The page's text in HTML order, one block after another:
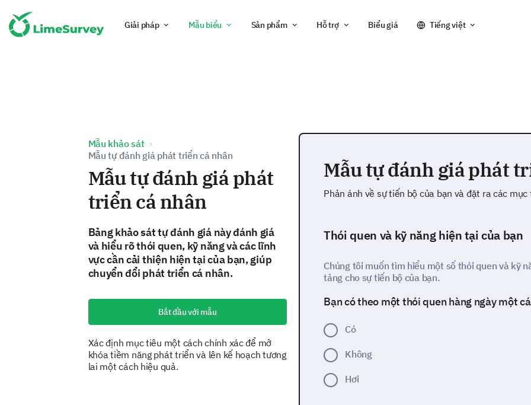
Giải pháp Mẫu biểu Sản phẩm Hỗ trợ Biểu giá Tiếng việt
Mẫu khảo sát
Mẫu tự đánh giá phát triển cá nhân
Mẫu tự đánh giá phát
triển cá nhân
Bảng khảo sát tự đánh giá này đánh giá
và hiểu rõ thói quen, kỹ năng và các lĩnh
vực cần cải thiện hiện tại của bạn, giúp
chuyển đổi phát triển cá nhân.
Bắt đầu với mẫu
Xác định mục tiêu một cách chính xác để mở
khóa tiềm năng phát triển và lên kế hoạch tương
lai một cách hiệu quả.
Mẫu tự đánh giá phát
Phản ánh về sự tiến bộ của bạn và đặt ra các
Thói quen và kỹ năng hiện tại của bạn
Chúng tôi muốn tìm hiểu một số thói quen và kỹ
tảng cho sự tiến bộ của bạn.
Bạn có theo một thói quen hàng ngày một
Có
Không
Hơi